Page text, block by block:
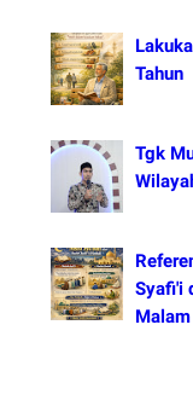
Tahun
Tgk
Syafi'i